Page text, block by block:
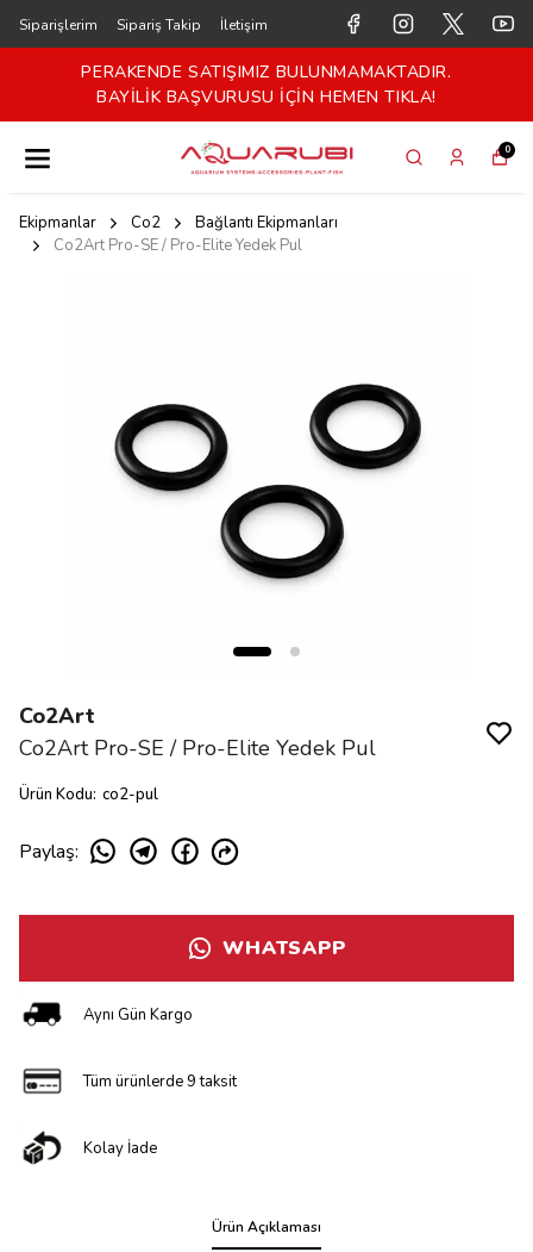
Siparişlerim Sipariş Takip İletişim
PERAKENDE SATIŞIMIZ BULUNMAMAKTADIR.
BAYİLİK BAŞVURUSU İÇİN HEMEN TIKLA!
0
Ekipmanlar Co2
Bağlantı Ekipmanları
Co2Art Pro-SE / Pro-Elite Yedek Pul
Co2Art
Co2Art Pro-SE / Pro-Elite Yedek Pul
Ürün Kodu: co2-pul
Paylaş:
WHATSAPP
Aynı Gün Kargo
Tüm ürünlerde 9 taksit
Kolay İade
Ürün Açıklaması